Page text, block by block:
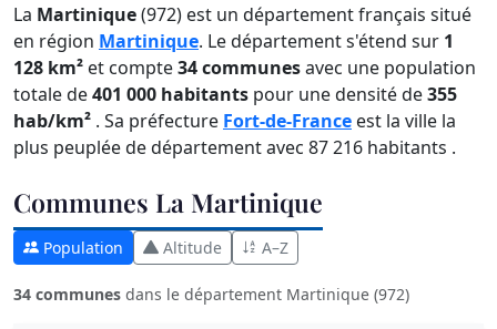
La Martinique(972) est un département français situé
en région Martinique. Le département s'étend sur 1
128 km² et compte34 communesavec une population
totale de401 000 habitants pour une densité de355
hab/km² . Sa préfecture Fort-de-France est la ville la
plus peuplée de département avec 87 216 habitants .
Communes La Martinique
Population Altitude A–Z
34 communes dans le département Martinique (972)